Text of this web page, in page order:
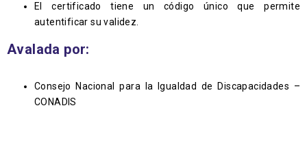
El certificado tiene un código único que permite
autentificar su validez.
Avalada por:
Consejo Nacional para la Igualdad de Discapacidades –
CONADIS